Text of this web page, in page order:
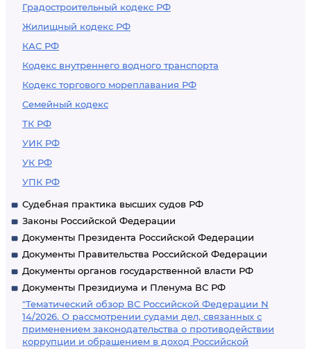
Градостроительный кодекс РФ
Жилищный кодекс РФ
КАС РФ
Кодекс внутреннего водного транспорта
Кодекс торгового мореплавания РФ
Семейный кодекс
ТК РФ
УИК РФ
УК РФ
УПК РФ
Судебная практика высших судов РФ
Законы Российской Федерации
Документы Президента Российской Федерации
Документы Правительства Российской Федерации
Документы органов государственной власти РФ
Документы Президиума и Пленума ВС РФ
"Тематический обзор ВС Российской Федерации N
14/2026. О рассмотрении судами дел, связанных с
применением законодательства о противодействии
коррупции и обращением в доход Российской